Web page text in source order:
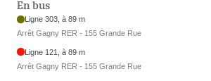
En bus
Ligne 303, à 89 m
Arrêt Gagny RER - 155 Grande Rue
Ligne 121, à 89 m
Arrêt Gagny RER - 155 Grande Rue